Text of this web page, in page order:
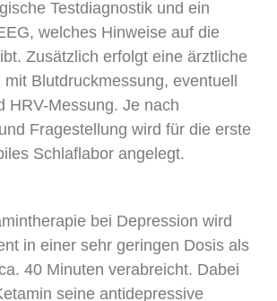
Testdiagnostik und ein
welches Hinweise auf die
Zusätzlich erfolgt eine ärztliche
mit Blutdruckmessung, eventuell
HRV-Messung. Je nach
Fragestellung wird für die erste
Schlaflabor angelegt.
bei Depression wird
in einer sehr geringen Dosis als
40 Minuten verabreicht. Dabei
seine antidepressive